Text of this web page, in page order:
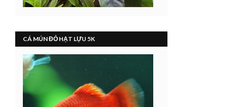
CÁ MÚN ĐỎ HẠT LỰU 5K